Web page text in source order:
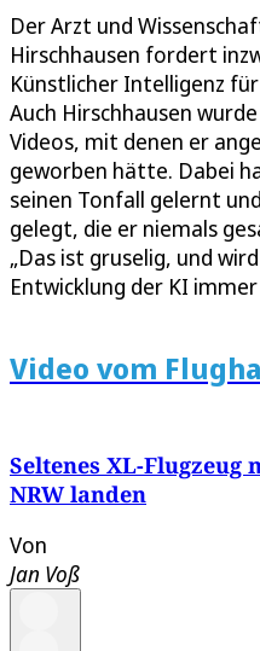
Der Arzt und
Hirschhausen fordert
Künstlicher Intelligenz
Auch Hirschhausen
Videos, mit denen er
geworben hätte. Dabei
seinen Tonfall gelernt
gelegt, die er niemals
„Das ist gruselig, und
Entwicklung der KI immer
Video vom
Seltenes XL-Flugzeug
NRW landen
Von
Jan Voß